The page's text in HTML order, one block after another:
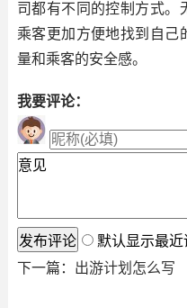
司都有不同的控制方式。
乘客更加方便地找到自己
量和乘客的安全感。
我要评论：
默认显示最近
下一篇： 出游计划怎么写